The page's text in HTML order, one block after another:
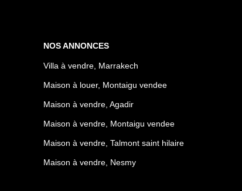
NOS ANNONCES
Villa à vendre, Marrakech
Maison à louer, Montaigu vendee
Maison à vendre, Agadir
Maison à vendre, Montaigu vendee
Maison à vendre, Talmont saint hilaire
Maison à vendre, Nesmy